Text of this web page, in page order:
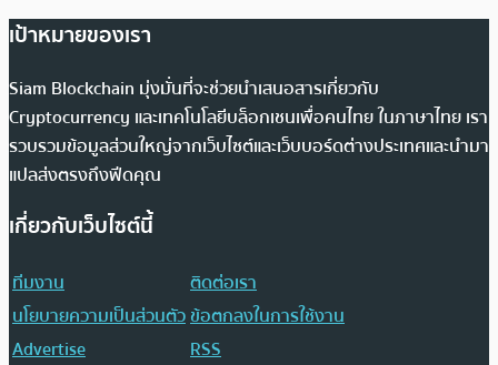
เป้าหมายของเรา
Siam Blockchain มุ่งมั่นที่จะช่วยนำเสนอสารเกี่ยวกับ
Cryptocurrency และเทคโนโลยีบล็อกเชนเพื่อคนไทย ในภาษาไทย เรา
รวบรวมข้อมูลส่วนใหญ่จากเว็บไซต์และเว็บบอร์ดต่างประเทศและนำมา
แปลส่งตรงถึงฟีดคุณ
เกี่ยวกับเว็บไซต์นี้
ทีมงาน
ติดต่อเรา
นโยบายความเป็นส่วนตัวข้อตกลงในการใช้งาน
Advertise
RSS